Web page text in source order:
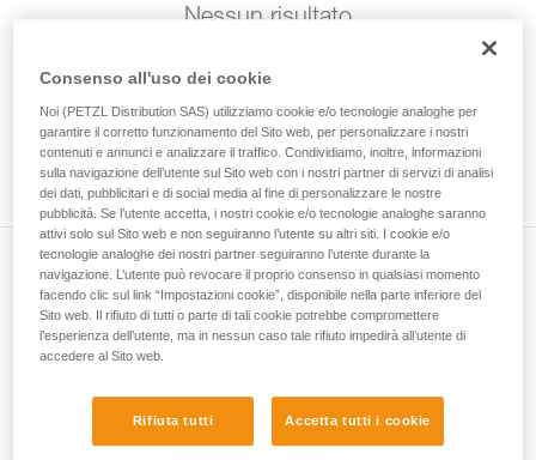
Nessun risultato
Iscriviti alla newsletter
e rimani connesso alle nostre novità
Consenso all'uso dei cookie
Noi (PETZL Distribution SAS) utilizziamo cookie e/o tecnologie analoghe per
garantire il corretto funzionamento del Sito web, per personalizzare i nostri
contenuti e annunci e analizzare il traffico. Condividiamo, inoltre, informazioni
sulla navigazione dell’utente sul Sito web con i nostri partner di servizi di analisi
dei dati, pubblicitari e di social media al fine di personalizzare le nostre
pubblicità. Se l’utente accetta, i nostri cookie e/o tecnologie analoghe saranno
attivi solo sul Sito web e non seguiranno l’utente su altri siti. I cookie e/o
tecnologie analoghe dei nostri partner seguiranno l’utente durante la
navigazione. L’utente può revocare il proprio consenso in qualsiasi momento
facendo clic sul link “Impostazioni cookie”, disponibile nella parte inferiore del
Sito web. Il rifiuto di tutti o parte di tali cookie potrebbe compromettere
l’esperienza dell’utente, ma in nessun caso tale rifiuto impedirà all’utente di
accedere al Sito web.
Rifiuta tutti Accetta tutti i cookie